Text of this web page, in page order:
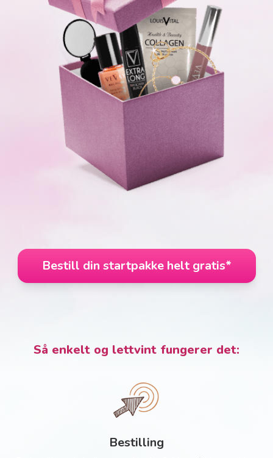
Bestill din startpakke helt gratis*
Så enkelt og lettvint fungerer det:
Bestilling